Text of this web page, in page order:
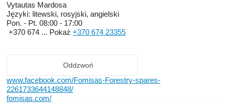
Vytautas Mardosa
Języki: litewski, rosyjski, angielski
Pon. - Pt. 08:00 - 17:00
+370 674 ... Pokaż +370 674 23355
Oddzwoń
www.facebook.com/Fomisas-Forestry-spares-
2261733644148848/
fomisas.com/